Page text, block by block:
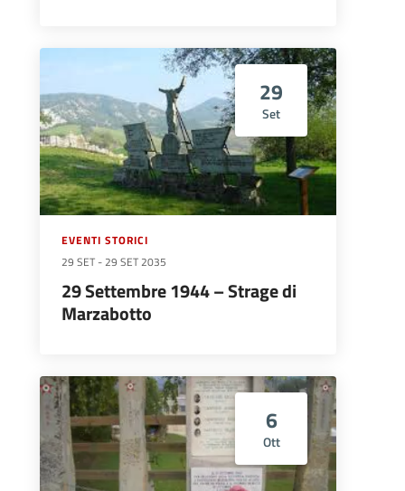
29
Set
EVENTI STORICI
29 SET -29 SET 2035
29 Settembre 1944 – Strage di
Marzabotto
6
Ott